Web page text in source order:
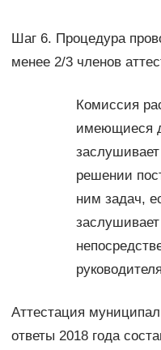
Шаг 6. Процедура
менее 2/3 членов
Комиссия
имеющиеся
заслушивает
решении
ним задач,
заслушивает
Аттестация
ответы 2018 года